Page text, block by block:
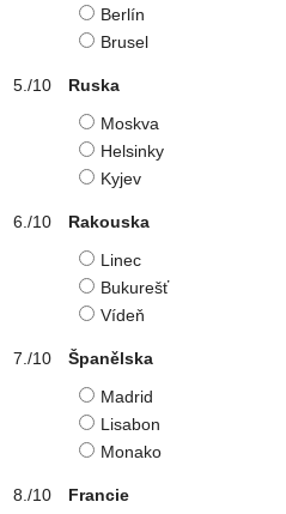
Berlín
Brusel
Ruska
Moskva
Helsinky
Kyjev
Rakouska
Linec
Bukurešť
Vídeň
Španělska
Madrid
Lisabon
Monako
Francie